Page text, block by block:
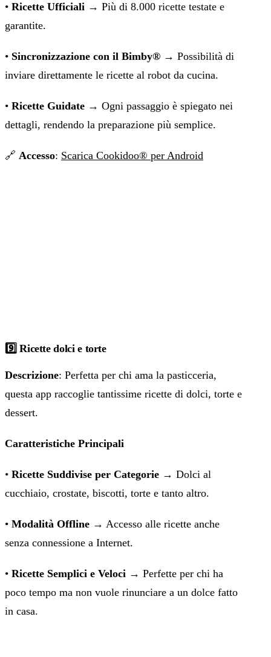
• Ricette Ufficiali → Più di 8.000 ricette testate e
garantite.
• Sincronizzazione con il Bimby® → Possibilità di
inviare direttamente le ricette al robot da cucina.
• Ricette Guidate → Ogni passaggio è spiegato nei
dettagli, rendendo la preparazione più semplice.
🔗 Accesso: Scarica Cookidoo® per Android
9️⃣ Ricette dolci e torte
Descrizione: Perfetta per chi ama la pasticceria,
questa app raccoglie tantissime ricette di dolci, torte e
dessert.
Caratteristiche Principali
• Ricette Suddivise per Categorie → Dolci al
cucchiaio, crostate, biscotti, torte e tanto altro.
• Modalità Offline → Accesso alle ricette anche
senza connessione a Internet.
• Ricette Semplici e Veloci → Perfette per chi ha
poco tempo ma non vuole rinunciare a un dolce fatto
in casa.